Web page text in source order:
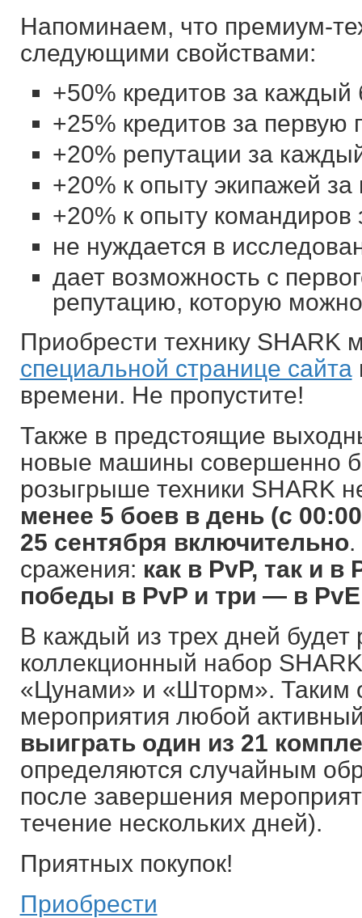
Напоминаем, что премиум-
следующими свойствами:
+50% кредитов за каждый
+25% кредитов за первую
+20% репутации за
+20% к опыту экипажей
+20% к опыту
не нуждается в
дает возможность с
репутацию, которую
Приобрести технику SHARK
специальной странице сайта
времени. Не пропустите!
Также в предстоящие
новые машины совершенно
розыгрыше техники SHARK
менее 5 боев в день (с
25 сентября включительно.
сражения: как в PvP, так и
победы в PvP и три — в PvE
В каждый из трех дней будет
коллекционный набор
«Цунами» и «Шторм». Таким
мероприятия любой
выиграть один из 21
определяются случайным
после завершения
течение нескольких дней).
Приятных покупок!
Приобрести